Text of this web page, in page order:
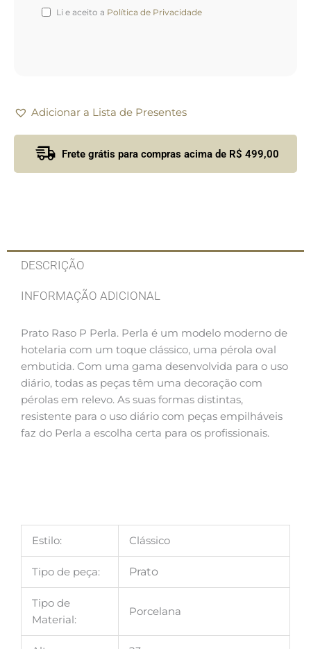
Li e aceito a Política de Privacidade
Adicionar a Lista de Presentes
Frete grátis para compras acima de R$ 499,00
DESCRIÇÃO
INFORMAÇÃO ADICIONAL
Prato Raso P Perla. Perla é um modelo moderno de
hotelaria com um toque clássico, uma pérola oval
embutida. Com uma gama desenvolvida para o uso
diário, todas as peças têm uma decoração com
pérolas em relevo. As suas formas distintas,
resistente para o uso diário com peças empilháveis
faz do Perla a escolha certa para os profissionais.
Estilo: Clássico
Tipo de peça: Prato
Tipo de
Material:
Porcelana